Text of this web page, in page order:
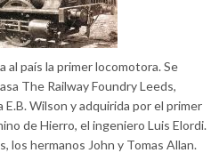
al país la primer locomotora. Se
The Railway Foundry Leeds,
Wilson y adquirida por el primer
de Hierro, el ingeniero Luis Elordi.
los hermanos John y Tomas Allan.